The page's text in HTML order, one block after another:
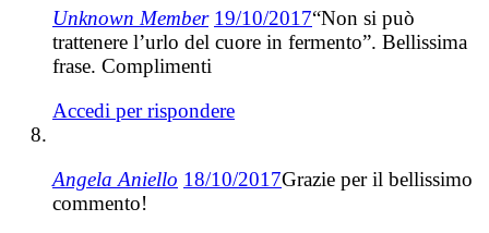
Unknown Member 19/10/2017“Non si può
trattenere l’urlo del cuore in fermento”. Bellissima
frase. Complimenti
Accedi per rispondere
Angela Aniello 18/10/2017Grazie per il bellissimo
commento!